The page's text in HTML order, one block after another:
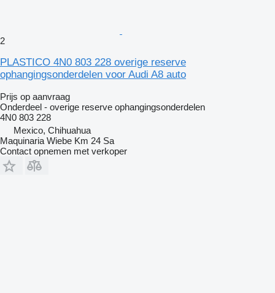
2
PLASTICO 4N0 803 228 overige reserve
ophangingsonderdelen voor Audi A8 auto
Prijs op aanvraag
Onderdeel - overige reserve ophangingsonderdelen
4N0 803 228
Mexico, Chihuahua
Maquinaria Wiebe Km 24 Sa
Contact opnemen met verkoper